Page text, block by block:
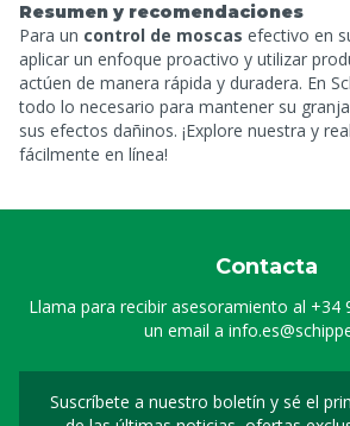
Resumen y recomendaciones
Para un control de moscas efectivo en
aplicar un enfoque proactivo y utilizar
actúen de manera rápida y duradera. En
todo lo necesario para mantener su
sus efectos dañinos. ¡Explore nuestra y
fácilmente en línea!
Contacta
Llama para recibir asesoramiento al +34
un email a
Suscríbete a nuestro boletín y sé el